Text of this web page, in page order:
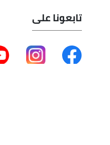
تابعونا على